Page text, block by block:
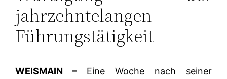
jahrzehntelangen
Führungstätigkeit
WEISMAIN – Eine Woche nach seiner